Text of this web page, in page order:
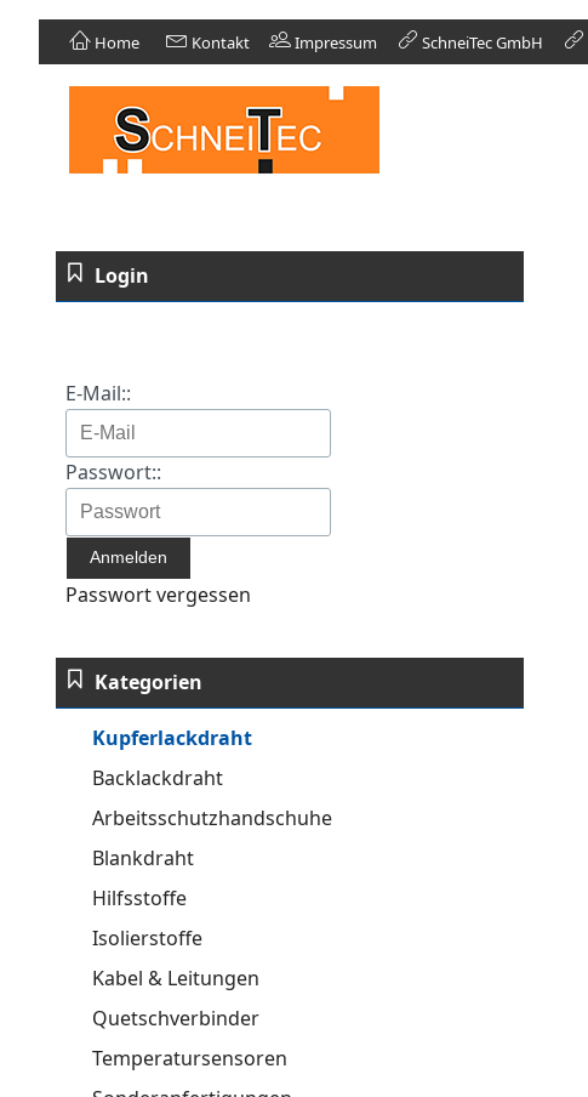
Home Kontakt Impressum SchneiTec GmbH
Login
E-Mail::
Passwort::
Passwort vergessen
Kategorien
Kupferlackdraht
Backlackdraht
Arbeitsschutzhandschuhe
Blankdraht
Hilfsstoffe
Isolierstoffe
Kabel & Leitungen
Quetschverbinder
Temperatursensoren